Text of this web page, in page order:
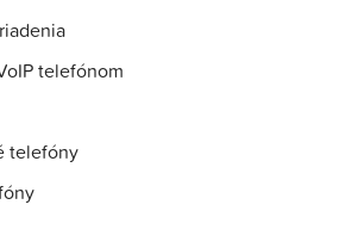
telefónom
telefóny